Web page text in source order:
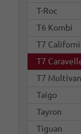
T-Roc
T6 Kombi
T7
T7
T7 Multivan
Taigo
Tayron
Tiguan